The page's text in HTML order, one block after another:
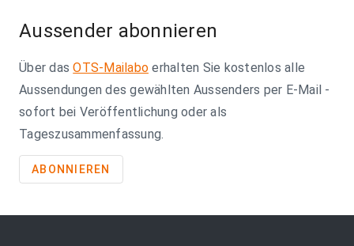
Aussender abonnieren
Über dasOTS-Mailabo erhalten Sie kostenlos alle
Aussendungen des gewählten Aussenders per E-Mail -
sofort bei Veröffentlichung oder als
Tageszusammenfassung.
ABONNIEREN